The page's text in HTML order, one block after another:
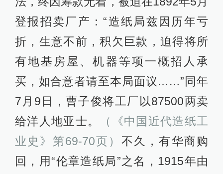
登报招卖厂产：“造纸局兹因历年亏
折，生意不前，积欠巨款，迫得将所
有地基房屋、机器等项一概招人承
买，如合意者请至本局面议……”同年
7月9日，曹子俊将工厂以87500两卖
给洋人地亚士。
（《中国近代造纸工
业史》第69-70页） 不久，有华商购
回，用“伦章造纸局”之名，1915年由